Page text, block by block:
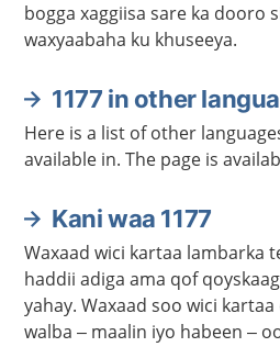
bogga xaggiisa sare ka dooro
waxyaabaha ku khuseeya.
1177 in other
Here is a list of other
available in. The page is
Kani waa 1177
Waxaad wici kartaa lambarka
haddii adiga ama qof
yahay. Waxaad soo wici
walba – maalin iyo habeen –